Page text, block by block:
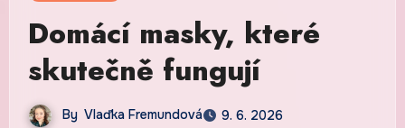
Domácí masky, které
skutečně fungují
By Vlaďka Fremundová
9. 6. 2026